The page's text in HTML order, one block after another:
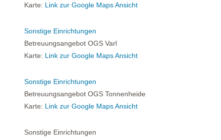
Karte: Link zur Google Maps Ansicht
Sonstige Einrichtungen
Betreuungsangebot OGS Varl
Karte: Link zur Google Maps Ansicht
Sonstige Einrichtungen
Betreuungsangebot OGS Tonnenheide
Karte: Link zur Google Maps Ansicht
Sonstige Einrichtungen